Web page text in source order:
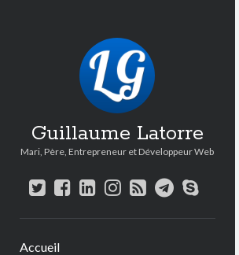
Guillaume Latorre
Mari, Père, Entrepreneur et Développeur Web
twitter
facebook
linkedin
instagram
rsstelegram
skype
Accueil